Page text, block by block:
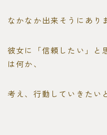
なかなか出来そうにあり
彼女に「信頼したい」と
は何か、
考え、行動していきたい